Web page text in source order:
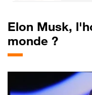
Elon Musk,
monde ?